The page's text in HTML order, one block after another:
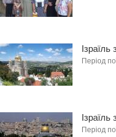
Ізраїль
Період
Ізраїль
Період